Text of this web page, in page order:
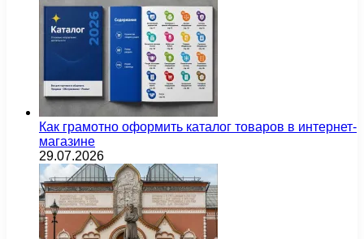
Как грамотно оформить каталог товаров в интернет-
магазине
29.07.2026